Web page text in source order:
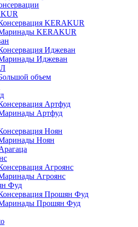
KERAKUR
KERAKUR
Иджеван
Иджеван
объем
Артфуд
Артфуд
Ноян
Ноян
Агроянс
Агроянс
Фуд
Прошян Фуд
Прошян Фуд